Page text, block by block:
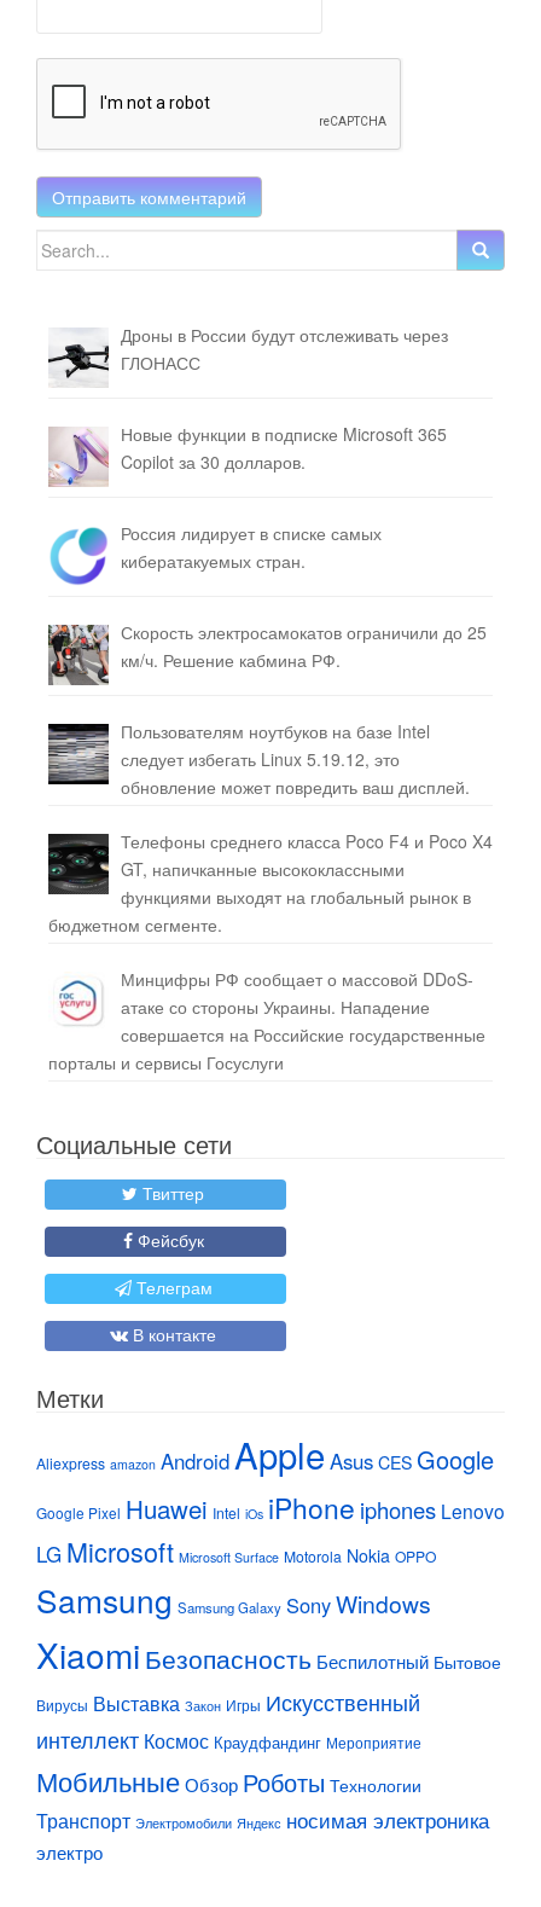
Search for:
Дроны в России будут отслеживать через
ГЛОНАСС
Новые функции в подписке Microsoft 365
Copilot за 30 долларов.
Россия лидирует в списке самых
кибератакуемых стран.
Скорость электросамокатов ограничили до 25
км/ч. Решение кабмина РФ.
Пользователям ноутбуков на базе Intel
следует избегать Linux 5.19.12, это
обновление может повредить ваш дисплей.
Телефоны среднего класса Poco F4 и Poco X4
GT, напичканные высококлассными
функциями выходят на глобальный рынок в
бюджетном сегменте.
Минцифры РФ сообщает о массовой DDoS-
атаке со стороны Украины. Нападение
совершается на Российские государственные
порталы и сервисы Госуслуги
Социальные сети
Твиттер
Фейсбук
Телеграм
В контакте
Метки
Aliexpress amazon Android Apple Asus CES Google
Google Pixel Huawei Intel iOs iPhone iphones Lenovo
LG Microsoft Microsoft Surface Motorola Nokia OPPO
Samsung Samsung Galaxy SonyWindows
Xiaomi Безопасность Беспилотный Бытовое
Вирусы Выставка Закон Игры Искусственный
интеллект Космос Краудфандинг Мероприятие
МобильныеОбзор Роботы Технологии
Транспорт Электромобили Яндекс носимая электроника
электро